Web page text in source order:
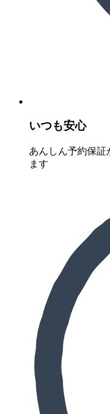
いつも安心
あんしん予約保証
ます